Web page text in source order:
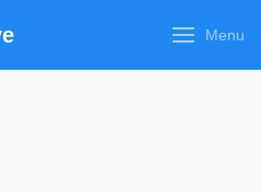
Menu